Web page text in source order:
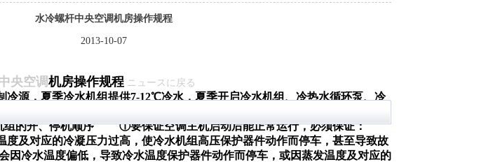
水冷螺杆中央空调机房操作规程
2013-10-07
央空调机房操作规程
冷源，夏季冷水机组提供7-12℃冷水，夏季开启冷水机组、冷热水循环泵、冷
组的开、停机顺序
①要保证空调主机启动后能正常运行，必须保证：
度及对应的冷凝压力过高，使冷水机组高压保护器件动作而停车，甚至导致故
因冷水温度偏低，导致冷水温度保护器件动作而停车，或因蒸发温度及对应的
ニュースに戻る